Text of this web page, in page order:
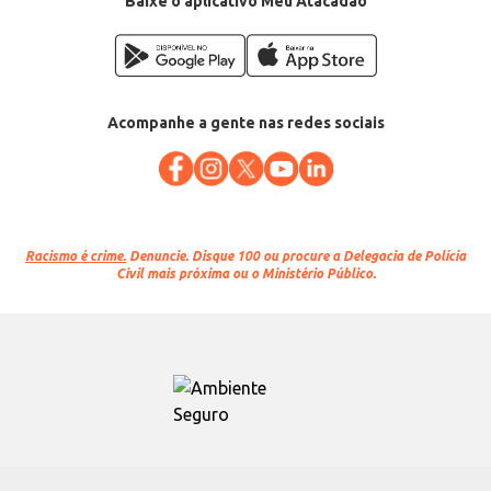
Acompanhe a gente nas redes sociais
Racismo é crime. Denuncie. Disque 100 ou procure a Delegacia de Polícia
Civil mais próxima ou o Ministério Público.